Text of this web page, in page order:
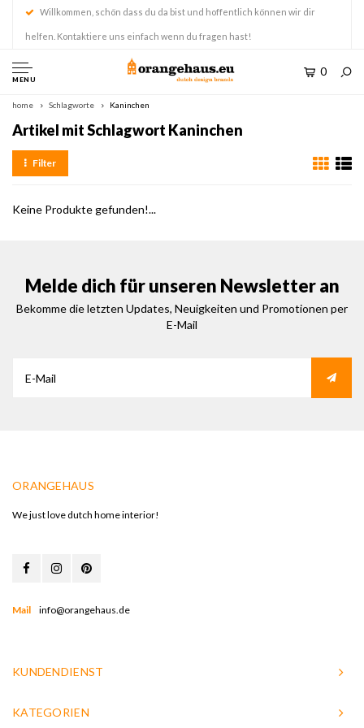
Willkommen, schön dass du da bist und hoffentlich können wir dir
helfen. Kontaktiere uns einfach wenn du fragen hast!
MENU
0
home Schlagworte Kaninchen
Artikel mit Schlagwort Kaninchen
Filter
Keine Produkte gefunden!...
Melde dich für unseren Newsletter an
Bekomme die letzten Updates, Neuigkeiten und Promotionen per
E-Mail
ORANGEHAUS
We just love dutch home interior!
Mail info@orangehaus.de
KUNDENDIENST
KATEGORIEN